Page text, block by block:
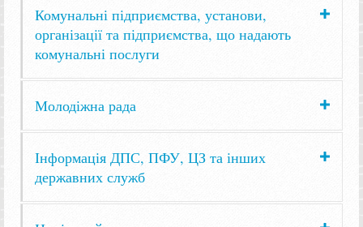
Комунальні підприємства, установи,
організації та підприємства, що надають
комунальні послуги
Молодіжна рада
Інформація ДПС, ПФУ, ЦЗ та інших
державних служб